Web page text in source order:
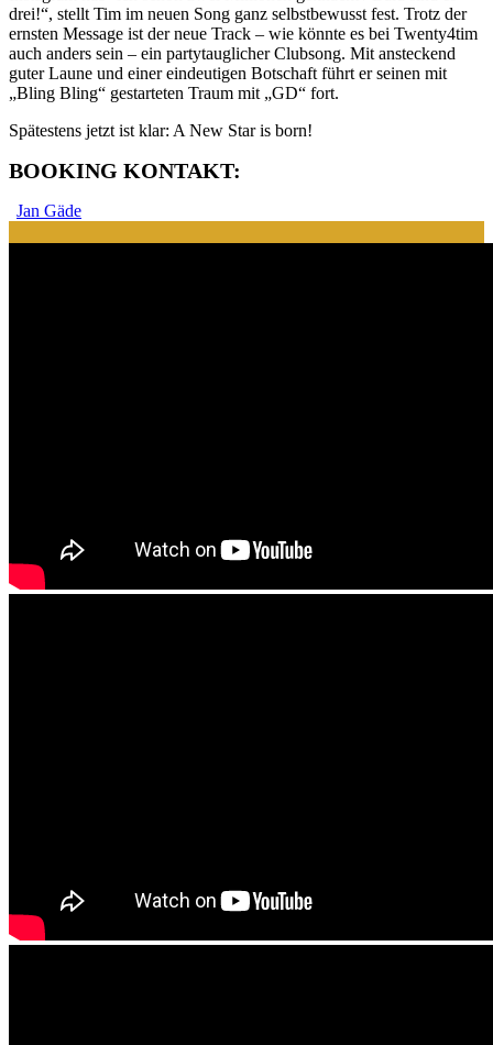
drei!“, stellt Tim im neuen Song ganz selbstbewusst fest. Trotz der
ernsten Message ist der neue Track – wie könnte es bei Twenty4tim
auch anders sein – ein partytauglicher Clubsong. Mit ansteckend
guter Laune und einer eindeutigen Botschaft führt er seinen mit
„Bling Bling“ gestarteten Traum mit „GD“ fort.
Spätestens jetzt ist klar: A New Star is born!
BOOKING KONTAKT:
Jan Gäde